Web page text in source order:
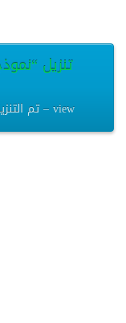
view – تم التنزيل العديد من المرات – 124.38 كيلوبايت